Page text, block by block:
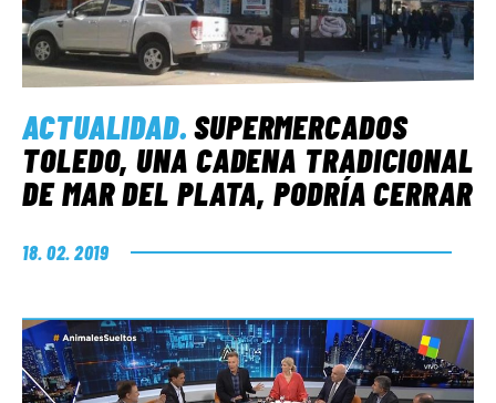
ACTUALIDAD.SUPERMERCADOS
TOLEDO, UNA CADENA TRADICIONAL
DE MAR DEL PLATA, PODRÍA CERRAR
18. 02. 2019